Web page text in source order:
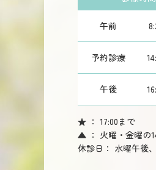
★ ： 17:00まで
▲ ： 火曜・金曜の
休診日： 水曜午後
午前
予約診療
午後